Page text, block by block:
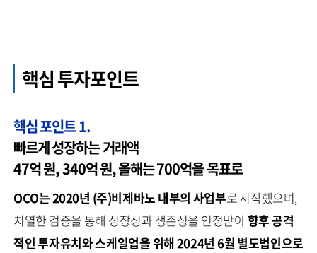
핵심 투자포인트
핵심 포인트 1.
빠르게 성장하는 거래액
47억 원, 340억 원, 올해는 700억을 목표로
OCO는 2020년 (주)비제바노 내부의 사업부로 시작했으며,
치열한 검증을 통해 성장성과 생존성을 인정받아향후 공격
적인 투자유치와 스케일업을 위해 2024년 6월 별도법인으로